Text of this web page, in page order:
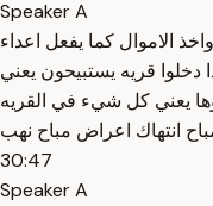
Speaker A
الاموال كما يفعل اعداء
دخلوا قريه يستبيحون يعني
وها يعني كل شيء في القريه
انتهاك اعراض مباح نهب
30:47
Speaker A